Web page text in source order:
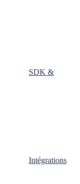
SDK &
Intégrations